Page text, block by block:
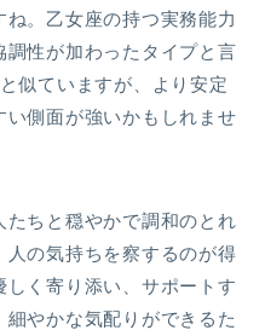
。乙女座の持つ実務能力
性が加わったタイプと言
似ていますが、より安定
い側面が強いかもしれませ
ちと穏やかで調和のとれ
の気持ちを察するのが得
く寄り添い、サポートす
やかな気配りができるた